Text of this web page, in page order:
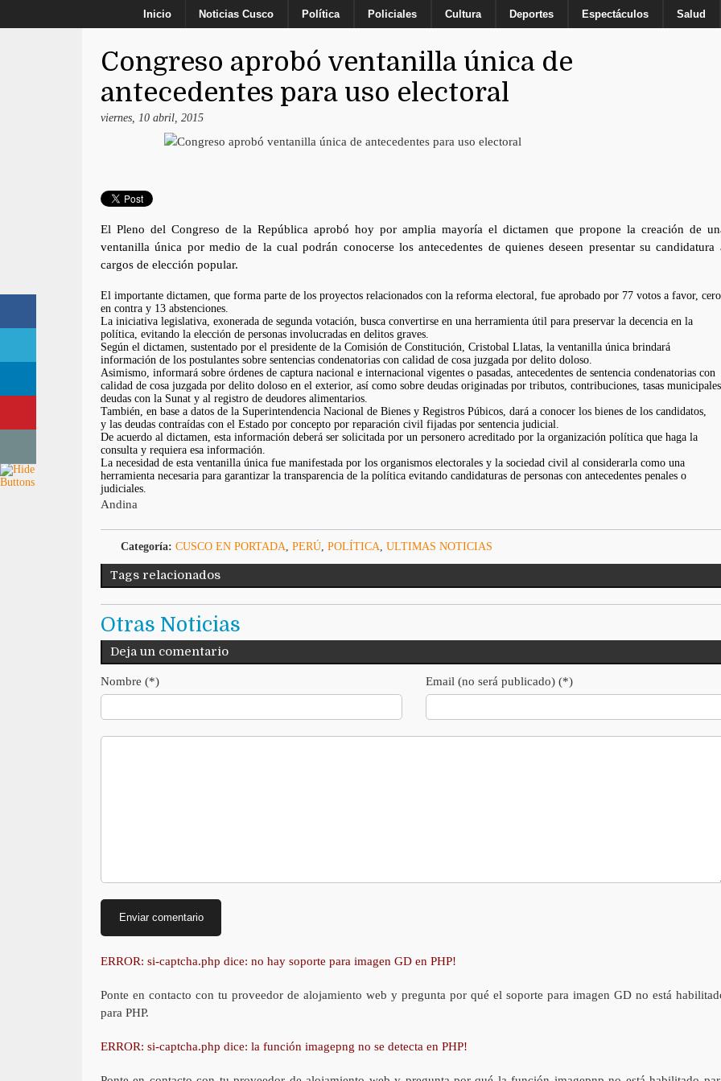
Inicio Noticias Cusco Política Policiales Cultura Deportes Espectáculos Salud
Congreso aprobó ventanilla única de
antecedentes para uso electoral
viernes, 10 abril, 2015
El Pleno del Congreso de la República aprobó hoy por amplia mayoría el dictamen que propone la creación de
ventanilla única por medio de la cual podrán conocerse los antecedentes de quienes deseen presentar su candidatura
cargos de elección popular.
El importante dictamen, que forma parte de los proyectos relacionados con la reforma electoral, fue aprobado por 77 votos a favor, cero
en contra y 13 abstenciones.
La iniciativa legislativa, exonerada de segunda votación, busca convertirse en una herramienta útil para preservar la decencia en la
política, evitando la elección de personas involucradas en delitos graves.
Según el dictamen, sustentado por el presidente de la Comisión de Constitución, Cristobal Llatas, la ventanilla única brindará
información de los postulantes sobre sentencias condenatorias con calidad de cosa juzgada por delito doloso.
Asimismo, informará sobre órdenes de captura nacional e internacional vigentes o pasadas, antecedentes de sentencia condenatorias con
calidad de cosa juzgada por delito doloso en el exterior, así como sobre deudas originadas por tributos, contribuciones, tasas
deudas con la Sunat y al registro de deudores alimentarios.
También, en base a datos de la Superintendencia Nacional de Bienes y Registros Púbicos, dará a conocer los bienes de los candidatos,
y las deudas contraídas con el Estado por concepto por reparación civil fijadas por sentencia judicial.
De acuerdo al dictamen, esta información deberá ser solicitada por un personero acreditado por la organización política que haga la
consulta y requiera esa información.
La necesidad de esta ventanilla única fue manifestada por los organismos electorales y la sociedad civil al considerarla como una
herramienta necesaria para garantizar la transparencia de la política evitando candidaturas de personas con antecedentes penales o
judiciales.
Andina
Categoría: CUSCO EN PORTADA PERÚ, POLÍTICA ULTIMAS NOTICIAS
Tags relacionados
Otras Noticias
Deja un comentario
Nombre (*) Email (no será publicado) (*)
ERROR: si-captcha.php dice: no hay soporte para imagen GD en PHP!
Ponte en contacto con tu proveedor de alojamiento web y pregunta por qué el soporte para imagen GD no está
para PHP.
ERROR: si-captcha.php dice: la función imagepng no se detecta en PHP!